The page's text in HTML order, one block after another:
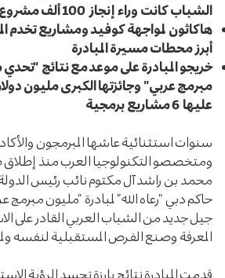
الشباب كانت وراء إنجاز 100 ألف مشروع تخرج ناجح
هاكاثون لمواجهة كوفيد ومشاريع تخدم
أبرز محطات مسيرة المبادرة
خريجو المبادرة على موعد مع نتائج “تحدي
مبرمج عربي” وجائزتها الكبرى مليون
عليها 6 مشاريع برمجية
سنوات استثنائية عاشها المبرمجون
ومتخصصو التكنولوجيا العرب منذ
محمد بن راشد آل مكتوم نائب رئيس
جيل جديد من الشباب العربي القادر على
المعرفة وصنع الفرص المستقبلية لنفسه
قدمت المبادرة نتائج بارزة تجسد الرؤية